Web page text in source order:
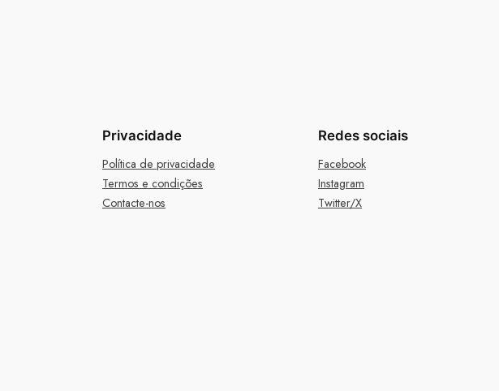
Privacidade
Política de privacidade
Termos e condições
Contacte-nos
Redes sociais
Facebook
Instagram
Twitter/X